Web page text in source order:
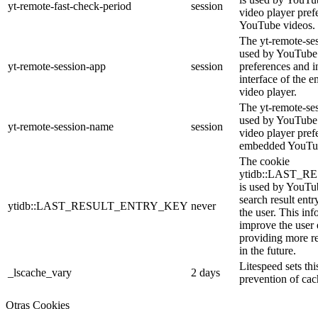
yt-remote-fast-check-period session
video player
YouTube videos.
yt-remote-session-app session
The yt-remote-
used by
preferences and
interface of the
video player.
yt-remote-session-name session
The yt-remote-
used by
video player
embedded
ytidb::LAST_RESULT_ENTRY_KEY never
The cookie
is used by
search result
the user. This
improve the user
providing more
in the future.
_lscache_vary
2 days
Litespeed sets
prevention of
Otras Cookies